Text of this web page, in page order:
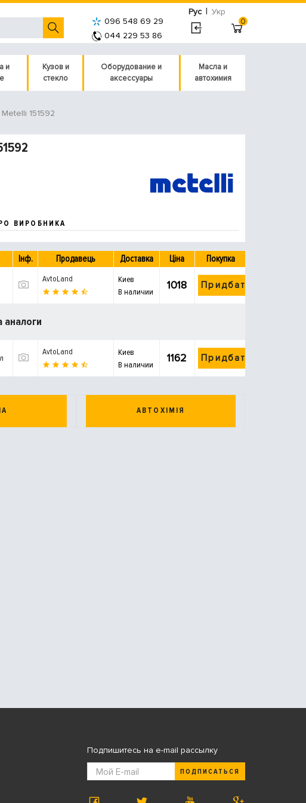
Рус | Укр
096 548 69 29
044 229 53 86
0
и
Кузов и
стекло
Оборудование и
аксессуары
Масла и
автохимия
Metelli 151592
ВИРОБНИКА
Інф. Продавець Доставка Ціна Покупка
AvtoLand
Киев
В наличии
1018 Придбати
аналоги
AvtoLand
Киев
В наличии
1162 Придбати
АВТОХІМІЯ
Подпишитесь на e-mail рассылку
ПОДПИСАТЬСЯ